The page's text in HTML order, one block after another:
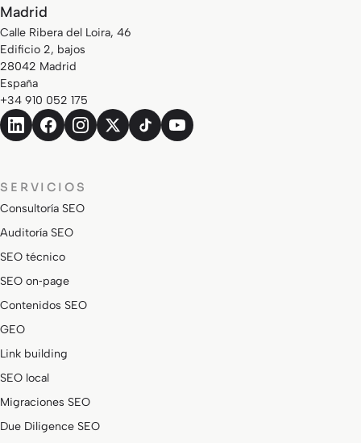
Madrid
Calle Ribera del Loira, 46
Edificio 2, bajos
28042 Madrid
España
+34 910 052 175
SERVICIOS
Consultoría SEO
Auditoría SEO
SEO técnico
SEO on‑page
Contenidos SEO
GEO
Link building
SEO local
Migraciones SEO
Due Diligence SEO